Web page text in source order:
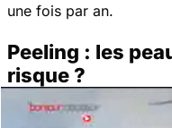
une fois par an.
Peeling : les
risque ?